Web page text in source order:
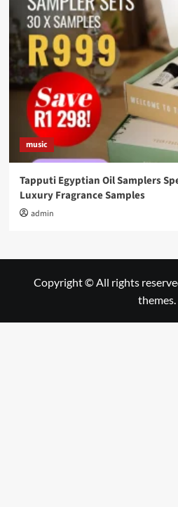
music
Tapputi Egyptian Oil Samplers
Luxury Fragrance Samples
admin
Copyright © All rights
themes.